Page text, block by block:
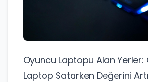
Oyuncu Laptopu Alan Yerler:
Laptop Satarken Değerini